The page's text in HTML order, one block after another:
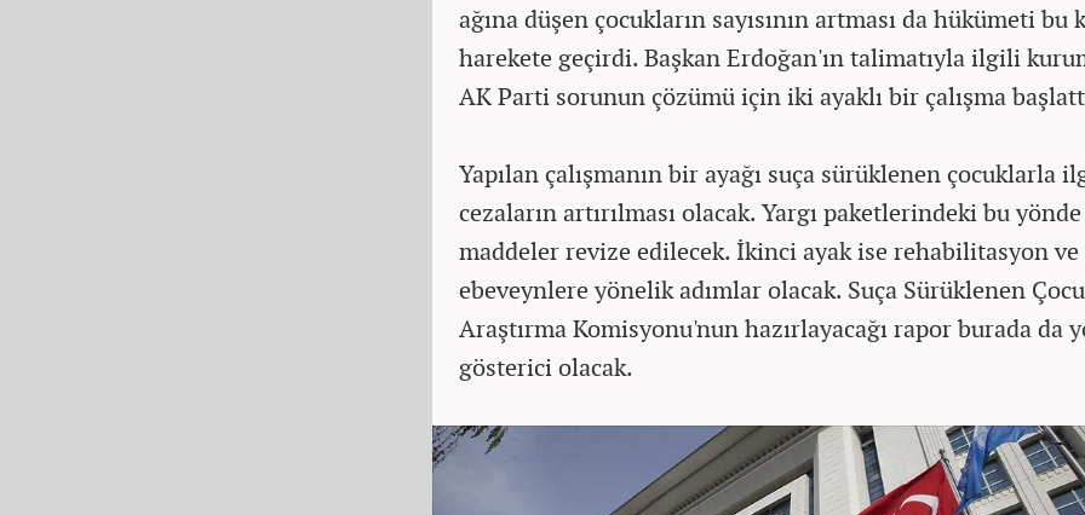
ağına düşen çocukların sayısının artması da hükümeti bu
harekete geçirdi. Başkan Erdoğan'ın talimatıyla ilgili
AK Parti sorunun çözümü için iki ayaklı bir çalışma
Yapılan çalışmanın bir ayağı suça sürüklenen çocuklarla
cezaların artırılması olacak. Yargı paketlerindeki bu yönde
maddeler revize edilecek. İkinci ayak ise rehabilitasyon ve
ebeveynlere yönelik adımlar olacak. Suça Sürüklenen
Araştırma Komisyonu'nun hazırlayacağı rapor burada da
gösterici olacak.